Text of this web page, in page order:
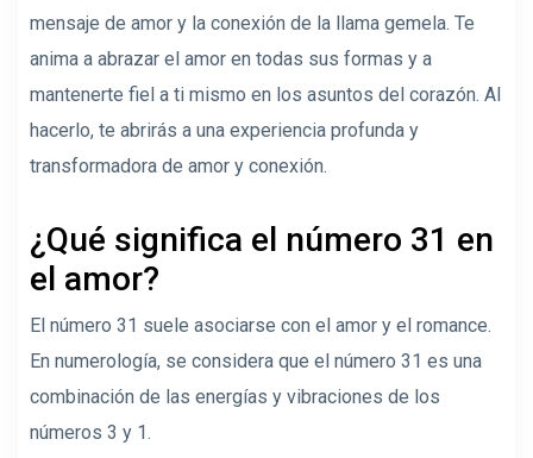
mensaje de amor y la conexión de la llama gemela. Te
anima a abrazar el amor en todas sus formas y a
mantenerte fiel a ti mismo en los asuntos del corazón. Al
hacerlo, te abrirás a una experiencia profunda y
transformadora de amor y conexión.
¿Qué significa el número 31 en
el amor?
El número 31 suele asociarse con el amor y el romance.
En numerología, se considera que el número 31 es una
combinación de las energías y vibraciones de los
números 3 y 1.